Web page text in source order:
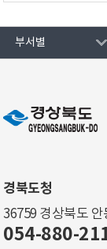
부서별
경북도청
36759 경상북도
054-880-